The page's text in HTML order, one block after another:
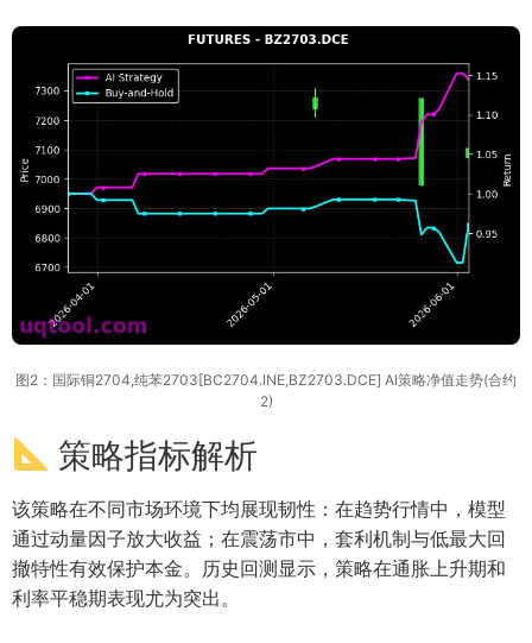
图2：国际铜2704,纯苯2703[BC2704.INE,BZ2703.DCE] AI策略净值走势(合约
2)
策略指标解析
该策略在不同市场环境下均展现韧性：在趋势行情中，模型
通过动量因子放大收益；在震荡市中，套利机制与低最大回
撤特性有效保护本金。历史回测显示，策略在通胀上升期和
利率平稳期表现尤为突出。